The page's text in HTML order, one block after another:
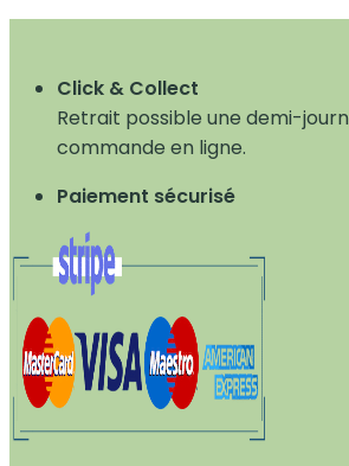
Click & Collect
Retrait possible une demi-
commande en ligne.
Paiement sécurisé